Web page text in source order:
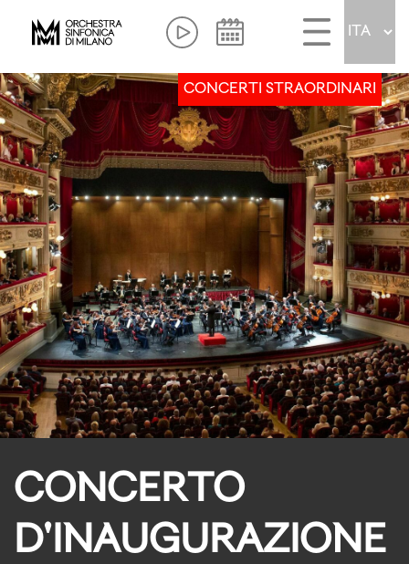
CONCERTI STRAORDINARI
CONCERTO
D'INAUGURAZIONE